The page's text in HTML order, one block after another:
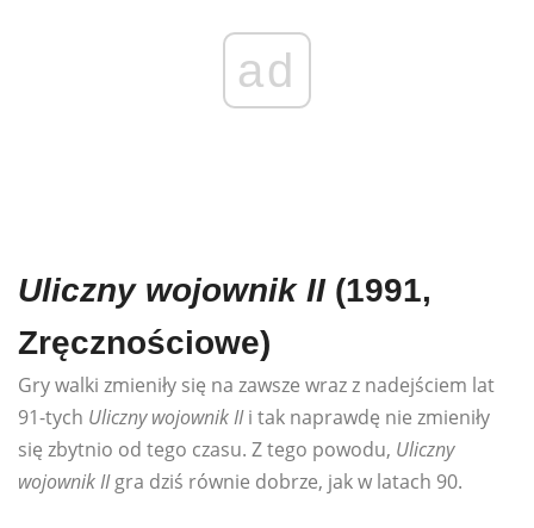
ad
Uliczny wojownik II(1991,
Zręcznościowe)
Gry walki zmieniły się na zawsze wraz z nadejściem lat
91-tych Uliczny wojownik IIi tak naprawdę nie zmieniły
się zbytnio od tego czasu. Z tego powodu, Uliczny
wojownik IIgra dziś równie dobrze, jak w latach 90.